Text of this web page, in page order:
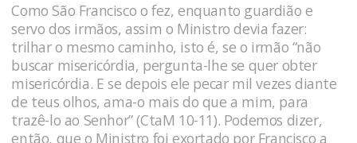
Como São Francisco o fez, enquanto guardião e
servo dos irmãos, assim o Ministro devia fazer:
trilhar o mesmo caminho, isto é, se o irmão “não
buscar misericórdia, pergunta-lhe se quer obter
misericórdia. E se depois ele pecar mil vezes diante
de teus olhos, ama-o mais do que a mim, para
trazê-lo ao Senhor” (CtaM 10-11). Podemos dizer,
então, que o Ministro foi exortado por Francisco a